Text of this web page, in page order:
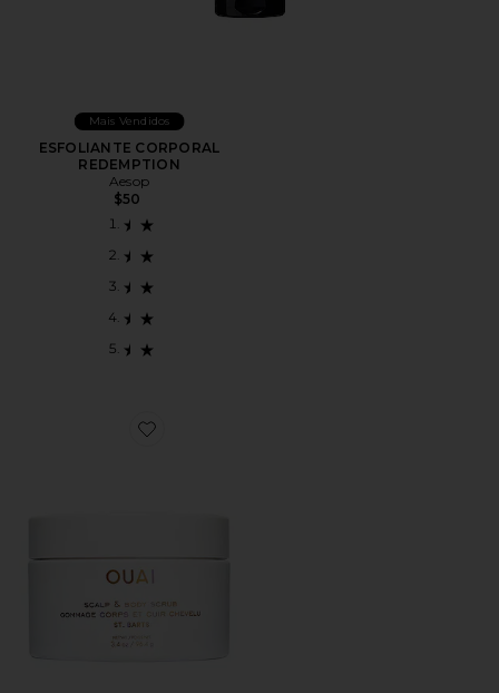
Mais Vendidos
ESFOLIANTE CORPORAL
REDEMPTION
Aesop
$50
Favorite ESFOLIAÇÃO CORPORAL E DE COURO